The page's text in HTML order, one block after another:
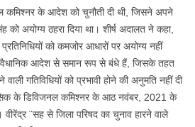
कमिश्नर के आदेश को चुनौती दी थी, जिसने अपने
को अयोग्य ठहरा दिया था। शीर्ष अदालत ने कहा,
को कमजोर आधारों पर अयोग्य नहीं
वैधानिक आदेश से समान रूप से बंधे हैं, जिसके तहत
गतिविधियों को प्रभावी होने की अनुमति नहीं दी
के डिविजनल कमिश्नर के आठ नवंबर, 2021 के
¨सह से जिला परिषद का चुनाव हारने वाले